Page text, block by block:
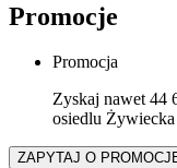
Promocje
Promocja
Zyskaj nawet 44
osiedlu
ZAPYTAJ O